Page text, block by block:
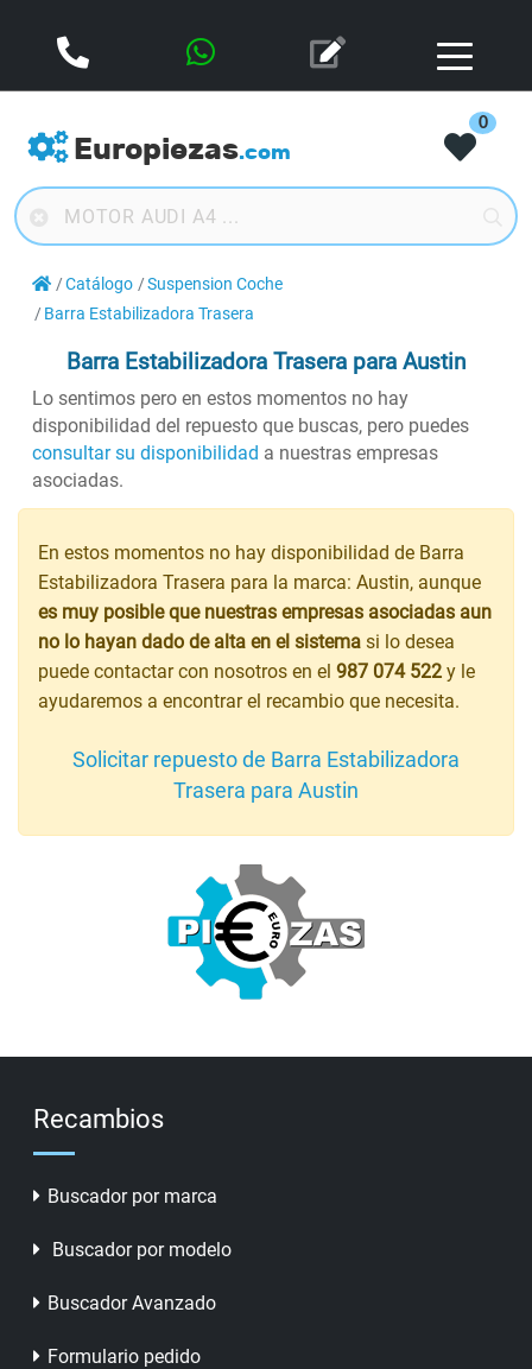
Europiezas.com
0
Catálogo
Suspension Coche
Barra Estabilizadora Trasera
Barra Estabilizadora Trasera para Austin
Lo sentimos pero en estos momentos no hay
disponibilidad del repuesto que buscas, pero puedes
consultar su disponibilidad a nuestras empresas
asociadas.
En estos momentos no hay disponibilidad de Barra
Estabilizadora Trasera para la marca: Austin, aunque
es muy posible que nuestras empresas asociadas aun
no lo hayan dado de alta en el sistema si lo desea
puede contactar con nosotros en el 987 074 522 y le
ayudaremos a encontrar el recambio que necesita.
Solicitar repuesto de Barra Estabilizadora
Trasera para Austin
Recambios
Buscador por marca
Buscador por modelo
Buscador Avanzado
Formulario pedido